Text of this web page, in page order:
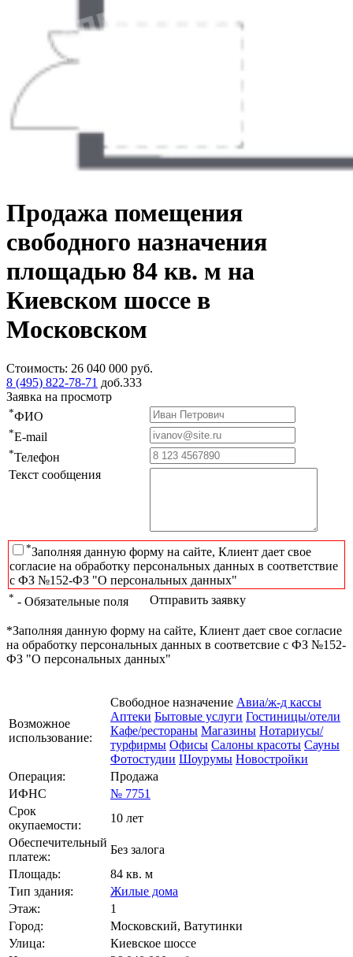
Продажа помещения
свободного назначения
площадью 84 кв. м на
Киевском шоссе в
Московском
Стоимость: 26 040 000 руб.
8 (495) 822-78-71 доб.333
Заявка на просмотр
*ФИО
*E-mail
*Телефон
Текст сообщения
*Заполняя данную форму на сайте, Клиент дает свое
согласие на обработку персональных данных в соответствие
с ФЗ №152-ФЗ "О персональных данных"
* - Обязательные поля Отправить заявку
*Заполняя данную форму на сайте, Клиент дает свое согласие
на обработку персональных данных в соответсвие с ФЗ №152-
ФЗ "О персональных данных"
Возможное
использование:
Свободное назначение Авиа/ж-д кассы
Аптеки Бытовые услуги Гостиницы/отели
Кафе/рестораны Магазины Нотариусы/
турфирмы Офисы Салоны красоты Сауны
Фотостудии Шоурумы Новостройки
Операция:
Продажа
ИФНС
№ 7751
Срок
окупаемости:
10 лет
Обеспечительный
платеж:
Без залога
Площадь:
84 кв. м
Тип здания:
Жилые дома
Этаж:
1
Город:
Московский, Ватутинки
Улица:
Киевское шоссе